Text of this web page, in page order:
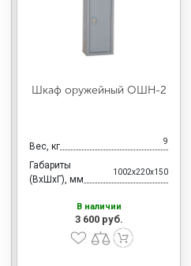
Шкаф оружейный ОШН-2
Вес, кг 9
Габариты
(ВхШхГ), мм
1002x220x150
В наличии
3 600 руб.